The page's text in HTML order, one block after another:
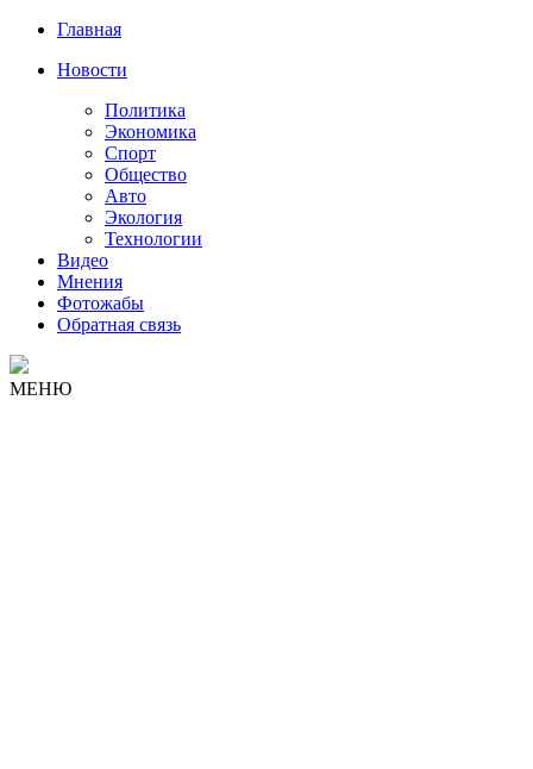
Главная
Новости
Политика
Экономика
Спорт
Общество
Авто
Экология
Технологии
Видео
Мнения
Фотожабы
Обратная связь
МЕНЮ